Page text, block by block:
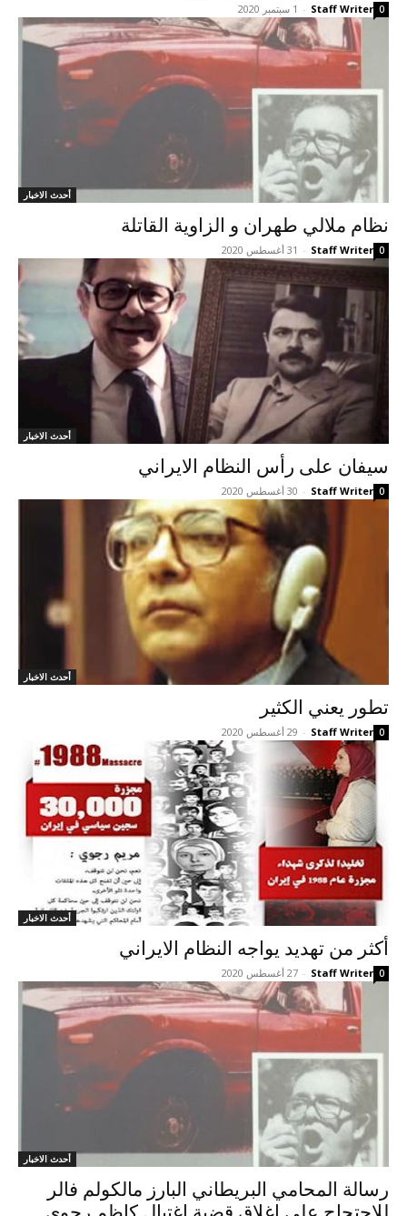
Staff Writer
- 1 سبتمبر 2020 0
أحدث الاخبار
نظام ملالي طهران و الزاوية القاتلة
Staff Writer
- 31 أغسطس 2020 0
أحدث الاخبار
سيفان على رأس النظام الايراني
Staff Writer
- 30 أغسطس 2020 0
أحدث الاخبار
تطور يعني الکثير
Staff Writer
- 29 أغسطس 2020 0
أحدث الاخبار
أکثر من تهديد يواجه النظام الايراني
Staff Writer
- 27 أغسطس 2020 0
أحدث الاخبار
رسالة المحامي البريطاني البارز مالكولم فالر